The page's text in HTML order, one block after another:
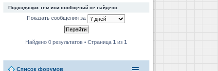
Подходящих тем или сообщений не найдено.
Показать сообщения за
Найдено 0 результатов • Страница1 из1
Список форумов